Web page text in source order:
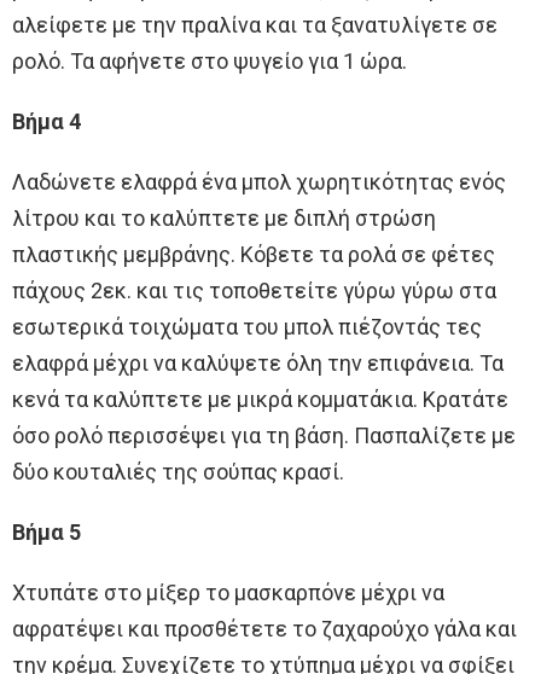
αλείφετε με την πραλίνα και τα ξανατυλίγετε σε
ρολό. Τα αφήνετε στο ψυγείο για 1 ώρα.
Βήμα 4
Λαδώνετε ελαφρά ένα μπολ χωρητικότητας ενός
λίτρου και το καλύπτετε με διπλή στρώση
πλαστικής μεμβράνης. Κόβετε τα ρολά σε φέτες
πάχους 2εκ. και τις τοποθετείτε γύρω γύρω στα
εσωτερικά τοιχώματα του μπολ πιέζοντάς τες
ελαφρά μέχρι να καλύψετε όλη την επιφάνεια. Τα
κενά τα καλύπτετε με μικρά κομματάκια. Κρατάτε
όσο ρολό περισσέψει για τη βάση. Πασπαλίζετε με
δύο κουταλιές της σούπας κρασί.
Βήμα 5
Χτυπάτε στο μίξερ το μασκαρπόνε μέχρι να
αφρατέψει και προσθέτετε το ζαχαρούχο γάλα και
την κρέμα. Συνεχίζετε το χτύπημα μέχρι να σφίξει